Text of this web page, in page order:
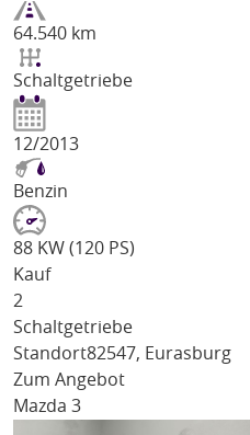
64.540 km
Schaltgetriebe
12/2013
Benzin
88 KW (120 PS)
Kauf
2
Schaltgetriebe
Standort82547, Eurasburg
Zum Angebot
Mazda 3